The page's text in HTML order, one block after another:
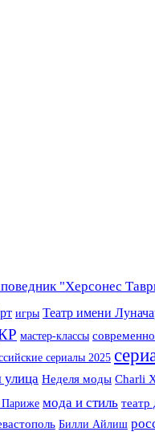
"Херсонес
игры Театр имени
мастер-классы
сериалы 2025
улица Неделя моды Charli
Париже мода и стиль
Билли Айлиш